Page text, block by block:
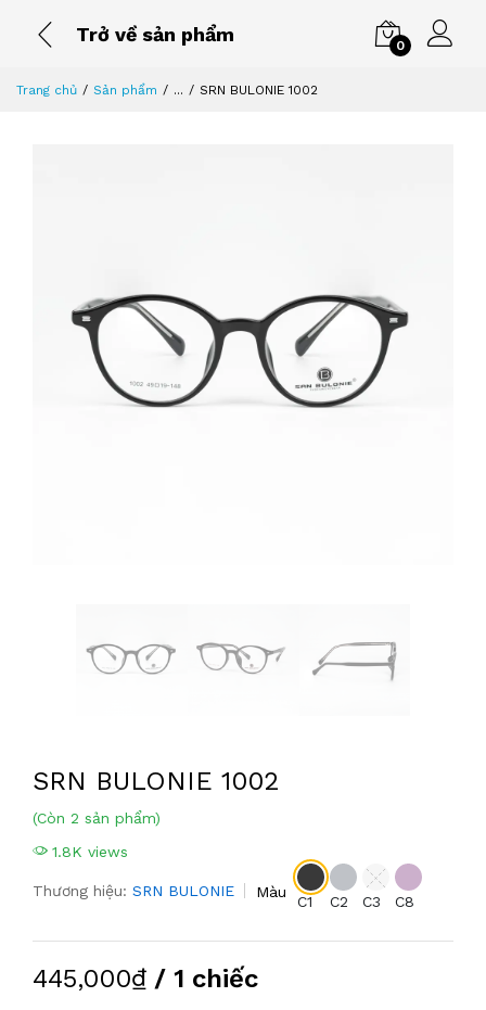
Trở về sản phẩm
0
Trang chủ Sản phẩm ... SRN BULONIE 1002
SRN BULONIE 1002
(Còn 2 sản phẩm)
1.8K views
Thương hiệu: SRN BULONIE Màu
C1 C2 C3 C8
445,000₫ / 1 chiếc